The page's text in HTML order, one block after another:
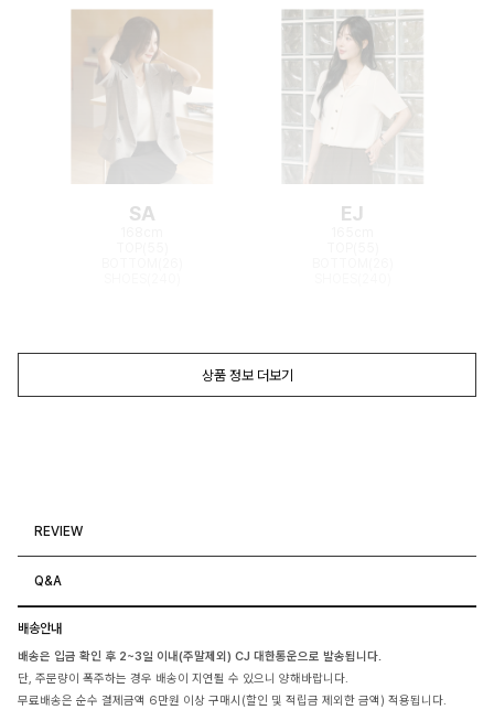
SA EJ
상품 정보 더보기
REVIEW
Q&A
배송안내
배송은 입금 확인 후 2~3일 이내(주말제외) CJ 대한통운으로 발송됩니다.
단, 주문량이 폭주하는 경우 배송이 지연될 수 있으니 양해바랍니다.
무료배송은 순수 결제금액 6만원 이상 구매시(할인 및 적립금 제외한 금액) 적용됩니다.